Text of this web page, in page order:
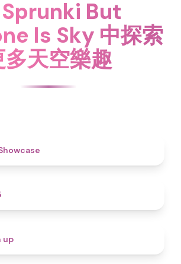
But
Is Sky 中探索
多天空樂趣
up